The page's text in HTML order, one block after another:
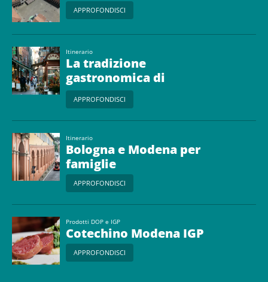
APPROFONDISCI
Itinerario
La tradizione
gastronomica di
Bologna e Modena
APPROFONDISCI
Itinerario
Bologna e Modena per
famiglie
APPROFONDISCI
Prodotti DOP e IGP
Cotechino Modena IGP
APPROFONDISCI